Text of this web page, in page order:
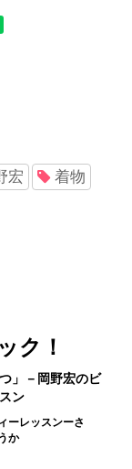
宏 着物
ク！
」－岡野宏のビ
ン
ーレッスンーさ
か